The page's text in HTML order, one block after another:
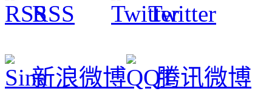
RSS Twitter
新浪微博 腾讯微博